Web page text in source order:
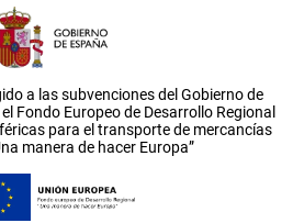
a las subvenciones del Gobierno de
Fondo Europeo de Desarrollo Regional
para el transporte de mercancías
manera de hacer Europa”